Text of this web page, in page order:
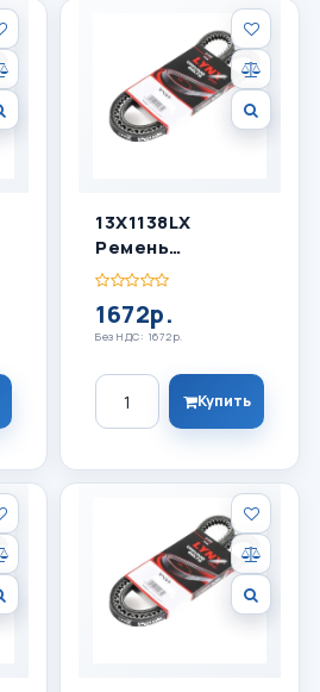
13X1138LX
Ремень
Клиновый
1672р.
Без НДС: 1672р.
Количество
Купить